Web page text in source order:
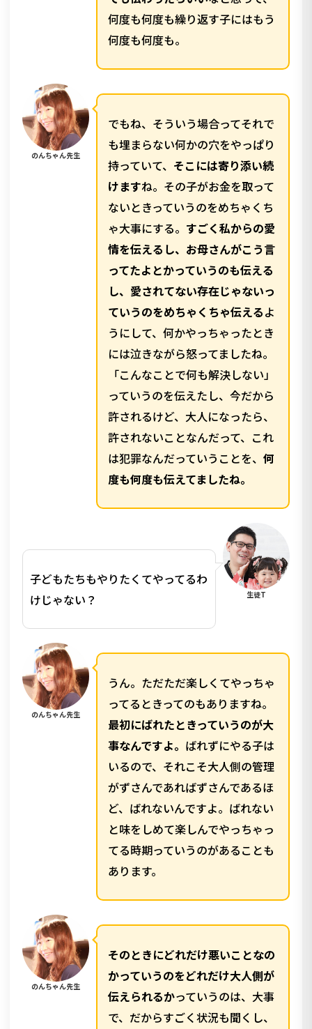
何度も何度も繰り返す子にはもう
何度も何度も。
のんちゃん先生
でもね、そういう場合ってそれで
も埋まらない何かの穴をやっぱり
持っていて、 そこには寄り添い続
けますね。その子がお金を取って
ないときっていうのをめちゃくち
ゃ大事にする。 すごく私からの愛
情を伝えるし、お母さんがこう言
ってたよとかっていうのも伝える
し、愛されてない存在じゃないっ
ていうのをめちゃくちゃ伝えるよ
うにして、何かやっちゃったとき
には泣きながら怒ってましたね。
「こんなことで何も解決しない」
っていうのを伝えたし、今だから
許されるけど、大人になったら、
許されないことなんだって、これ
は犯罪なんだっていうことを、 何
度も何度も伝えてましたね。
子どもたちもやりたくてやってるわ
けじゃない？
生徒T
のんちゃん先生
うん。ただただ楽しくてやっちゃ
ってるときってのもありますね。
最初にばれたときっていうのが大
事なんですよ。 ばれずにやる子は
いるので、それこそ大人側の管理
がずさんであればずさんであるほ
ど、ばれないんですよ。ばれない
と味をしめて楽しんでやっちゃっ
てる時期っていうのがあることも
あります。
のんちゃん先生
そのときにどれだけ悪いことなの
かっていうのをどれだけ大人側が
伝えられるかっていうのは、大事
で、だからすごく状況も聞くし、